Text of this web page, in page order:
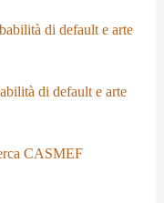
di default e arte
di default e arte
CASMEF